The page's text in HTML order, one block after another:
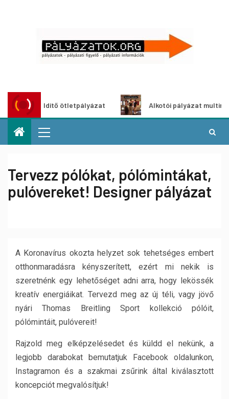
ötletpályázat Alkotói pályázat multimédia-
Tervezz pólókat, pólómintákat,
pulóvereket! Designer pályázat
A Koronavírus okozta helyzet sok tehetséges embert
otthonmaradásra kényszerített, ezért mi nekik is
szeretnénk egy lehetőséget adni arra, hogy lekössék
kreatív energiáikat. Tervezd meg az új téli, vagy jövő
nyári Thomas Breitling Sport kollekció pólóit,
pólómintáit, pulóvereit!
Rajzold meg elképzelésedet és küldd el nekünk, a
legjobb darabokat bemutatjuk Facebook oldalunkon,
Instagramon és a szakmai zsűrink által kiválasztott
koncepciót megvalósítjuk!